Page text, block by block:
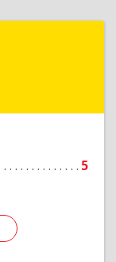
5
д.373